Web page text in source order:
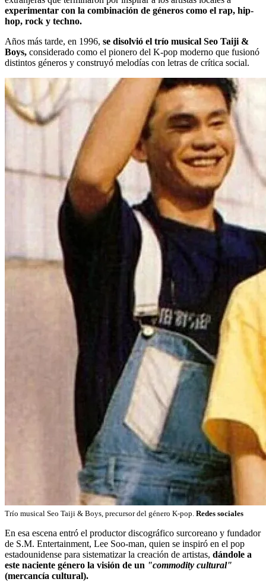
experimentar con la combinación de géneros como el rap, hip-
hop, rock y techno.
Años más tarde, en 1996, se disolvió el trío musical Seo Taiji &
Boys, considerado como el pionero del K-pop moderno que fusionó
distintos géneros y construyó melodías con letras de crítica social.
Trío musical Seo Taiji & Boys, precursor del género K-pop. Redes sociales
En esa escena entró el productor discográfico surcoreano y fundador
de S.M. Entertainment, Lee Soo-man, quien se inspiró en el pop
estadounidense para sistematizar la creación de artistas, dándole a
este naciente género la visión de un "commodity cultural"
(mercancía cultural).